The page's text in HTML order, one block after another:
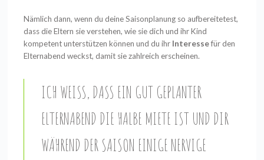
Nämlich dann, wenn du deine Saisonplanung so aufbereitetest,
dass die Eltern sie verstehen, wie sie dich und ihr Kind
kompetent unterstützen können und du ihr Interessefür den
Elternabend weckst, damit sie zahlreich erscheinen.
ICH WEISS, DASS EIN GUT GEPLANTER E
LTERNABEND DIE HALBE MIETE IST UND DIR W
ÄHREND DER SAISON EINIGE NERVIGE G